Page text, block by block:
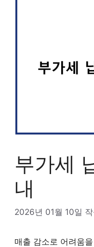
부가세
내
2026년 01월 10일
매출 감소로 어려움